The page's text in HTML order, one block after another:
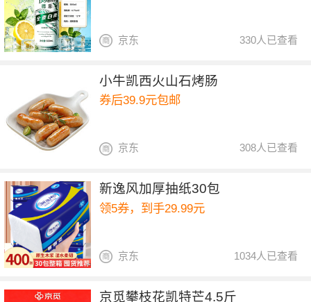
330人已查看
京东
小牛凯西火山石烤肠
券后39.9元包邮
308人已查看
京东
新逸风加厚抽纸30包
领5券，到手29.99元
1034人已查看
京东
京觅攀枝花凯特芒4.5斤